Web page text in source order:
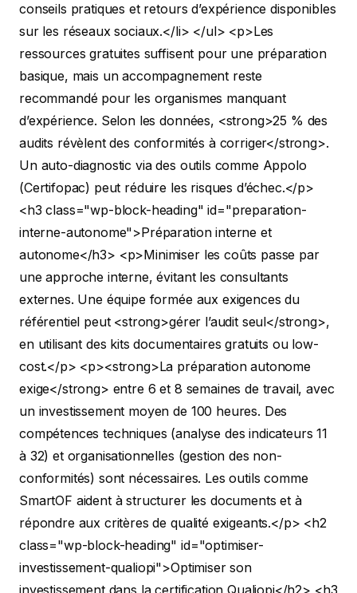
conseils pratiques et retours d’expérience disponibles
sur les réseaux sociaux.</li> </ul> <p>Les
ressources gratuites suffisent pour une préparation
basique, mais un accompagnement reste
recommandé pour les organismes manquant
d’expérience. Selon les données, <strong>25 % des
audits révèlent des conformités à corriger</strong>.
Un auto-diagnostic via des outils comme Appolo
(Certifopac) peut réduire les risques d’échec.</p>
<h3 class="wp-block-heading" id="preparation-
interne-autonome">Préparation interne et
autonome</h3> <p>Minimiser les coûts passe par
une approche interne, évitant les consultants
externes. Une équipe formée aux exigences du
référentiel peut <strong>gérer l’audit seul</strong>,
en utilisant des kits documentaires gratuits ou low-
cost.</p> <p><strong>La préparation autonome
exige</strong> entre 6 et 8 semaines de travail, avec
un investissement moyen de 100 heures. Des
compétences techniques (analyse des indicateurs 11
à 32) et organisationnelles (gestion des non-
conformités) sont nécessaires. Les outils comme
SmartOF aident à structurer les documents et à
répondre aux critères de qualité exigeants.</p> <h2
class="wp-block-heading" id="optimiser-
investissement-qualiopi">Optimiser son